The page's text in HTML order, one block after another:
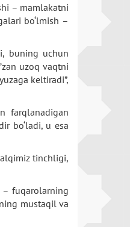
– mamlakatni
bo‘lmish –
buning uchun
uzoq vaqtni
keltiradi”,
farqlanadigan
bo‘ladi, u esa
tinchligi,
– fuqarolarning
mustaqil va